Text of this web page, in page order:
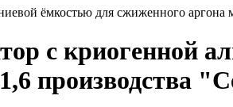
ёмкостью для сжиженного аргона
с криогенной
производства